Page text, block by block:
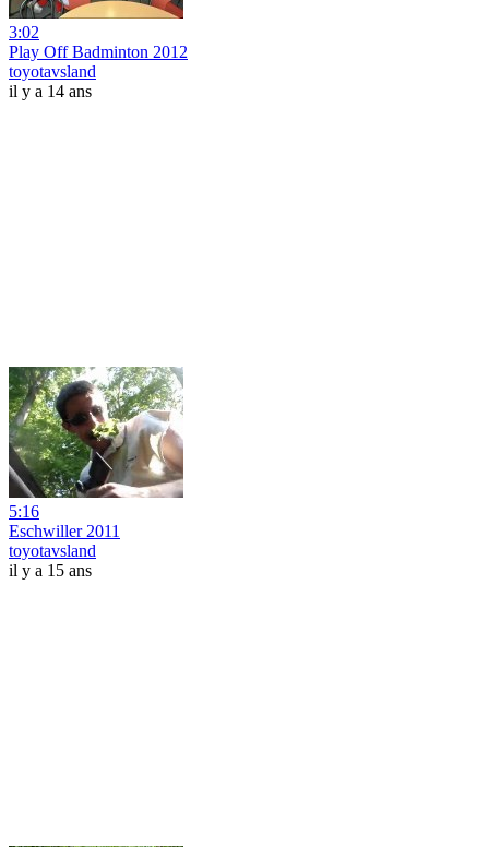
3:02
Play Off Badminton 2012
toyotavsland
il y a 14 ans
5:16
Eschwiller 2011
toyotavsland
il y a 15 ans